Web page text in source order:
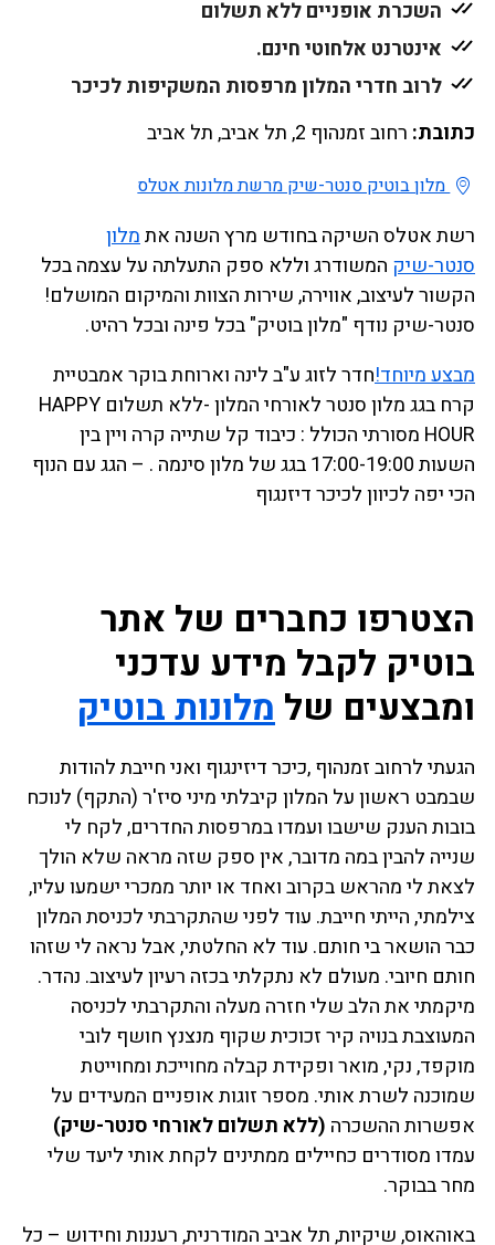
השכרת אופניים ללא תשלום
אינטרנט אלחוטי חינם.
לרוב חדרי המלון מרפסות המשקיפות לכיכר
כתובת: רחוב זמנהוף 2, תל אביב, תל אביב
מלון בוטיק סנטר-שיק מרשת מלונות אטלס
רשת אטלס השיקה בחודש מרץ השנה אתמלון
סנטר-שיק המשודרג וללא ספק התעלתה על עצמה בכל
הקשור לעיצוב, אווירה, שירות הצוות והמיקום המושלם!
סנטר-שיק נודף "מלון בוטיק" בכל פינה ובכל רהיט.
מבצע מיוחד!חדר לזוג ע"ב לינה וארוחת בוקר אמבטיית
קרח בגג מלון סנטר לאורחי המלון -ללא תשלום HAPPY
HOUR מסורתי הכולל : כיבוד קל שתייה קרה ויין בין
השעות 17:00-19:00 בגג של מלון סינמה . – הגג עם הנוף
הכי יפה לכיוון לכיכר דיזנגוף
הצטרפו כחברים של אתר
בוטיק לקבל מידע עדכני
ומבצעים שלמלונות בוטיק
הגעתי לרחוב זמנהוף ,כיכר דיזינגוף ואני חייבת להודות
שבמבט ראשון על המלון קיבלתי מיני סיז'ר (התקף) לנוכח
בובות הענק שישבו ועמדו במרפסות החדרים, לקח לי
שנייה להבין במה מדובר, אין ספק שזה מראה שלא הולך
לצאת לי מהראש בקרוב ואחד או יותר ממכרי ישמעו עליו,
צילמתי, הייתי חייבת. עוד לפני שהתקרבתי לכניסת המלון
כבר הושאר בי חותם. עוד לא החלטתי, אבל נראה לי שזהו
חותם חיובי. מעולם לא נתקלתי בכזה רעיון לעיצוב. נהדר.
מיקמתי את הלב שלי חזרה מעלה והתקרבתי לכניסה
המעוצבת בנויה קיר זכוכית שקוף מנצנץ חושף לובי
מוקפד, נקי, מואר ופקידת קבלה מחוייכת ומחוייטת
שמוכנה לשרת אותי. מספר זוגות אופניים המעידים על
אפשרות ההשכרה (ללא תשלום לאורחי סנטר-שיק)
עמדו מסודרים כחיילים ממתינים לקחת אותי ליעד שלי
מחר בבוקר.
באוהאוס, שיקיות, תל אביב המודרנית, רעננות וחידוש – כל